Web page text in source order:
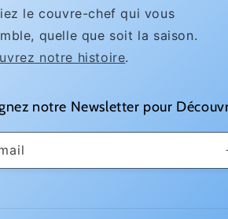
le couvre-chef qui vous
quelle que soit la saison.
notre histoire.
notre Newsletter pour